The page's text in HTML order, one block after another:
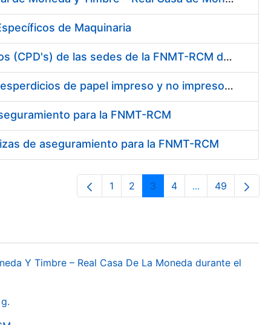
de Maquinaria
Conexión mediante fibra óptica de los centros de proceso de datos (CPD's) de las sedes de la FNMT-RCM de Burgos y Madrid
Contratación de enajenación y retirada de recortes sobrantes y desperdicios de papel impreso y no impreso durante el año 2022
para la FNMT-RCM
de aseguramiento para la FNMT-RCM
Orrialdea
1 Orrialdea
2 Orrialdea
3 Orrialdea
4 ...Intermediate
Orrialdea
49
Y Timbre – Real Casa De La Moneda durante el